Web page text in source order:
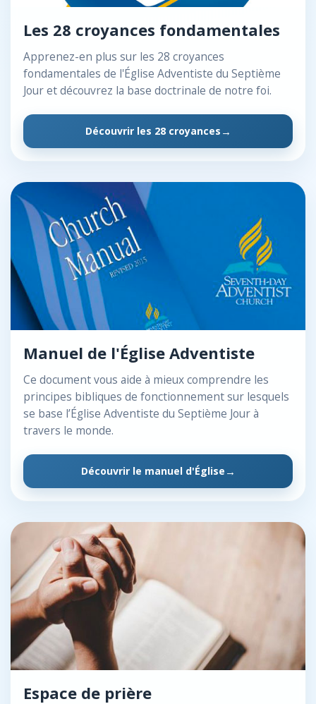
Les 28 croyances fondamentales
Apprenez-en plus sur les 28 croyances
fondamentales de l'Église Adventiste du Septième
Jour et découvrez la base doctrinale de notre foi.
Découvrir les 28 croyances
Manuel de l'Église Adventiste
Ce document vous aide à mieux comprendre les
principes bibliques de fonctionnement sur lesquels
se base l’Église Adventiste du Septième Jour à
travers le monde.
Découvrir le manuel d'Église
Espace de prière